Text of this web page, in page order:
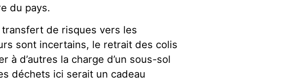
du pays.
de risques vers les
sont incertains, le retrait des colis
à d’autres la charge d’un sous-sol
déchets ici serait un cadeau